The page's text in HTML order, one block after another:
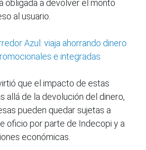
obligada a devolver el monto
al usuario.
Azul: viaja ahorrando dinero
e integradas
que el impacto de estas
allá de la devolución del dinero,
pueden quedar sujetas a
oficio por parte de Indecopi y a
económicas.